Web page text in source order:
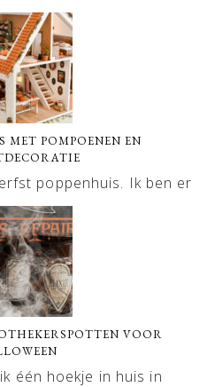
MET POMPOENEN EN
poppenhuis. Ik ben er
VOOR
één hoekje in huis in